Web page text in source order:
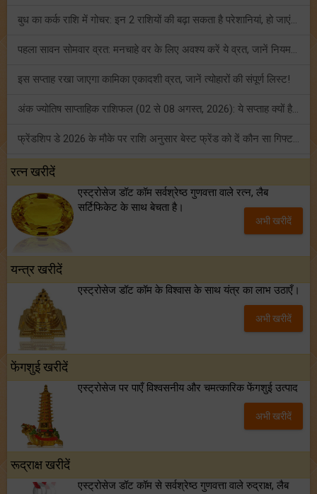
बुध का कर्क राशि में गोचर: इन 2 राशियों की बढ़ा सकता है परेशानियां, हो जाएं सावधान!
पहला सावन सोमवार व्रत: मनचाहे वर के लिए अवश्य करें ये व्रत, जानें नियम एवं पूजा विधि!
इस सप्ताह रखा जाएगा कामिका एकादशी व्रत, जानें त्योहारों की संपूर्ण लिस्ट!
अंक ज्योतिष साप्ताहिक राशिफल (02 से 08 अगस्त, 2026): ये सप्ताह क्यों है खास?
फ्रेंडशिप डे 2026 के मौके पर राशि अनुसार बेस्ट फ्रेंड को दें कौन सा गिफ्ट? जानें
शनि साढ़े साती और ढैय्या से परेशान हैं? शनि कृपा के लिए अवश्य करें शनिवार व्रत!
रत्न खरीदें
एस्ट्रोसेज डॉट कॉम सर्वश्रेष्ठ गुणवत्ता वाले रत्न, लैब
सर्टिफिकेट के साथ बेचता है।
अभी खरीदें
यन्त्र खरीदें
एस्ट्रोसेज डॉट कॉम के विश्वास के साथ यंत्र का लाभ उठाएँ।
अभी खरीदें
फेंगशुई खरीदें
एस्ट्रोसेज पर पाएँ विश्वसनीय और चमत्कारिक फेंगशुई उत्पाद
अभी खरीदें
रूद्राक्ष खरीदें
एस्ट्रोसेज डॉट कॉम से सर्वश्रेष्ठ गुणवत्ता वाले रुद्राक्ष, लैब